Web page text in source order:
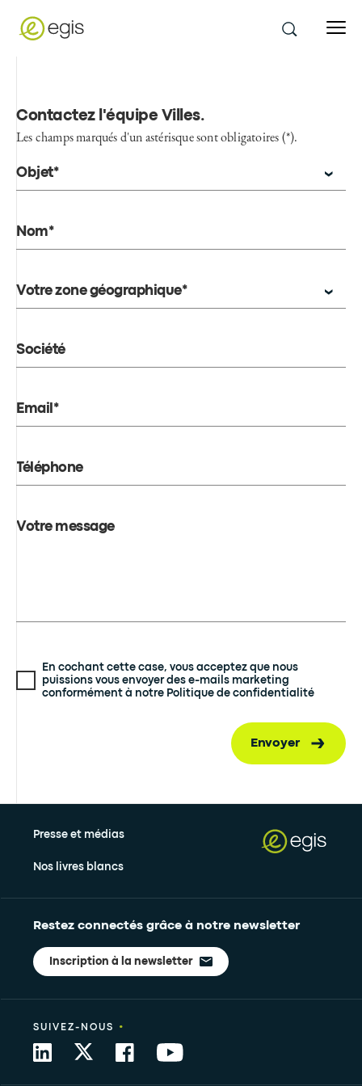
Contactez l'équipe Villes.
Les champs marqués d'un astérisque sont obligatoires (*).
Objet*
Nom*
Votre zone géographique*
Société
Email*
Téléphone
Votre message
En cochant cette case, vous acceptez que nous
puissions vous envoyer des e-mails marketing
conformément à notre Politique de confidentialité
Envoyer
Presse et médias
Nos livres blancs
Restez connectés grâce à notre newsletter
Inscription à la newsletter
SUIVEZ-NOUS •